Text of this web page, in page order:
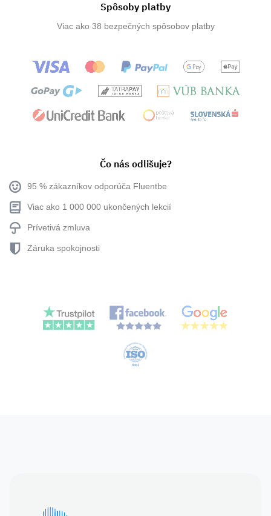
Spôsoby platby
Viac ako 38 bezpečných spôsobov platby
Čo nás odlišuje?
95 % zákazníkov odporúča Fluentbe
Viac ako 1 000 000 ukončených lekcií
Prívetivá zmluva
Záruka spokojnosti